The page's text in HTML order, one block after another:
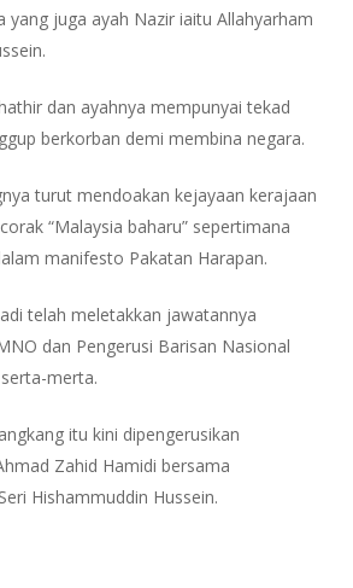
yang juga ayah Nazir iaitu Allahyarham
dan ayahnya mempunyai tekad
berkorban demi membina negara.
turut mendoakan kejayaan kerajaan
“Malaysia baharu” sepertimana
manifesto Pakatan Harapan.
telah meletakkan jawatannya
dan Pengerusi Barisan Nasional
merta.
itu kini dipengerusikan
Zahid Hamidi bersama
Hishammuddin Hussein.